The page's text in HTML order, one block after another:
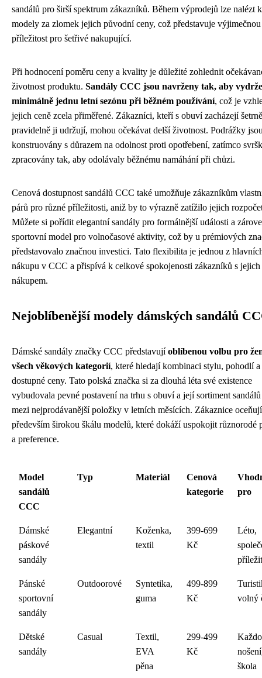
sandálů pro širší spektrum zákazníků. Během výprodejů lze nalézt
modely za zlomek jejich původní ceny, což představuje výjimečnou
příležitost pro šetřivé nakupující.
Při hodnocení poměru ceny a kvality je důležité zohlednit
životnost produktu. Sandály CCC jsou navrženy tak, aby
minimálně jednu letní sezónu při běžném používání, což je
jejich ceně zcela přiměřené. Zákazníci, kteří s obuví zacházejí
pravidelně ji udržují, mohou očekávat delší životnost. Podrážky
konstruovány s důrazem na odolnost proti opotřebení, zatímco
zpracovány tak, aby odolávaly běžnému namáhání při chůzi.
Cenová dostupnost sandálů CCC také umožňuje zákazníkům
párů pro různé příležitosti, aniž by to výrazně zatížilo jejich
Můžete si pořídit elegantní sandály pro formálnější události a
sportovní model pro volnočasové aktivity, což by u prémiových
představovalo značnou investici. Tato flexibilita je jednou z
nákupu v CCC a přispívá k celkové spokojenosti zákazníků s jejich
nákupem.
Nejoblíbenější modely dámských sandálů
Dámské sandály značky CCC představujíoblíbenou volbu pro
všech věkových kategorií, které hledají kombinaci stylu, pohodlí a
dostupné ceny. Tato polská značka si za dlouhá léta své existence
vybudovala pevné postavení na trhu s obuví a její sortiment
mezi nejprodávanější položky v letních měsících. Zákaznice oceňují
především širokou škálu modelů, které dokáží uspokojit různorodé
a preference.
Model
sandálů
CCC
Typ Materiál
Cenová
kategorie
pro
Dámské
páskové
sandály
Elegantní
Koženka,
textil
399-699
Kč
Léto,
Pánské
sportovní
sandály
Outdoorové
Syntetika,
guma
499-899
Kč
volný
Dětské
sandály
Casual
Textil,
EVA
pěna
299-499
Kč
škola